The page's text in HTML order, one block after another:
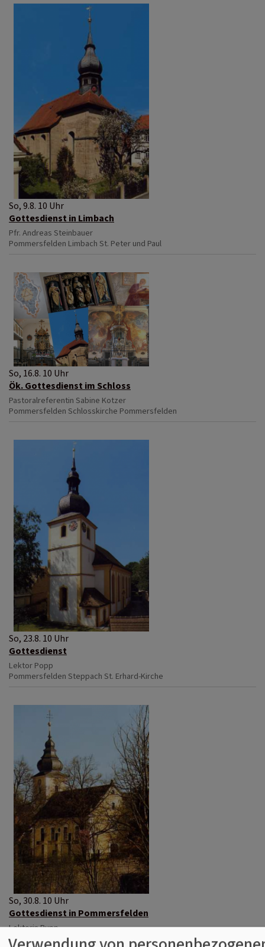
So, 9.8. 10 Uhr
Gottesdienst in Limbach
Pfr. Andreas Steinbauer
Pommersfelden Limbach St. Peter und Paul
So, 16.8. 10 Uhr
Ök. Gottesdienst im Schloss
Pastoralreferentin Sabine Kotzer
Pommersfelden Schlosskirche Pommersfelden
So, 23.8. 10 Uhr
Gottesdienst
Lektor Popp
Pommersfelden Steppach St. Erhard-Kirche
So, 30.8. 10 Uhr
Gottesdienst in Pommersfelden
Lektorin Rupp
PommersfeldenPommersfelden Dorfkirche St. Maria und Johannes